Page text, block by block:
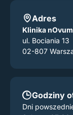
Adres
Klinika nOvum
ul. Bociania 13
02-807
Godziny
Dni